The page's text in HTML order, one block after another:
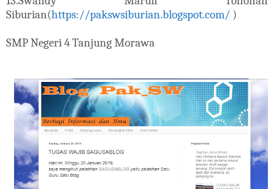
Siburian(https://pakswsiburian.blogspot.com/ )
SMP Negeri 4 Tanjung Morawa